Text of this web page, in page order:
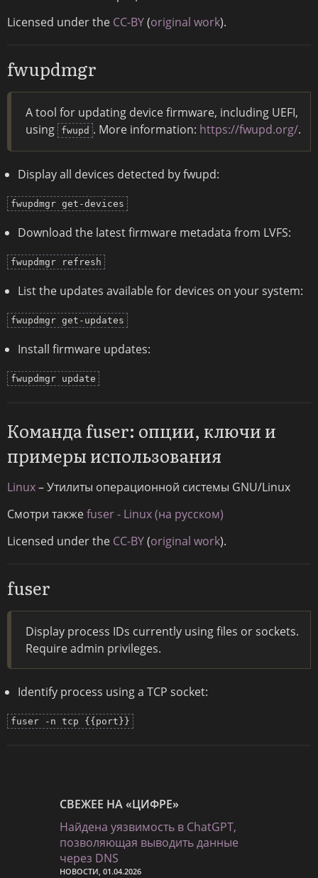
Licensed under the CC-BY(original work).
fwupdmgr
A tool for updating device firmware, including UEFI,
using
fwupd . More information: https://fwupd.org/.
Display all devices detected by fwupd:
fwupdmgr get-devices
Download the latest firmware metadata from LVFS:
fwupdmgr refresh
List the updates available for devices on your system:
fwupdmgr get-updates
Install firmware updates:
fwupdmgr update
Команда fuser: опции, ключи и
примеры использования
Linux– Утилиты операционной системы GNU/Linux
Смотри такжеfuser - Linux (на русском)
Licensed under the CC-BY(original work).
fuser
Display process IDs currently using files or sockets.
Require admin privileges.
Identify process using a TCP socket:
fuser -n tcp {{port}}
СВЕЖЕЕ НА «ЦИФРЕ»
Найдена уязвимость в ChatGPT,
позволяющая выводить данные
через DNS
НОВОСТИ, 01.04.2026